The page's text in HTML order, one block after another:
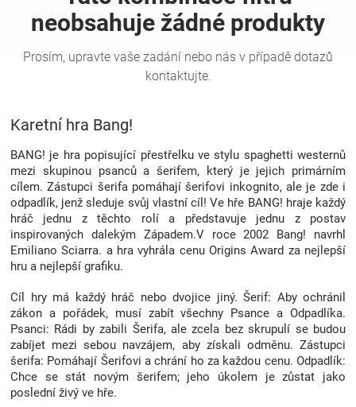
zábava
pro
děti
Těhotenské
oblečení
Novinky
Značky
Karetní hra Bang!
BANG! je hra popisující přestřelku ve stylu spaghetti westernů
mezi skupinou psanců a šerifem, který je jejich primárním
cílem. Zástupci šerifa pomáhají šerifovi inkognito, ale je zde i
odpadlík, jenž sleduje svůj vlastní cíl! Ve hře BANG! hraje každý
hráč jednu z těchto rolí a představuje jednu z postav
inspirovaných dalekým Západem.V roce 2002 Bang! navrhl
Emiliano Sciarra. a hra vyhrála cenu Origins Award za nejlepší
hru a nejlepší grafiku.
Cíl hry má každý hráč nebo dvojice jiný. Šerif: Aby ochránil
zákon a pořádek, musí zabít všechny Psance a Odpadlíka.
Psanci: Rádi by zabili Šerifa, ale zcela bez skrupulí se budou
zabíjet mezi sebou navzájem, aby získali odměnu. Zástupci
šerifa: Pomáhají Šerifovi a chrání ho za každou cenu. Odpadlík:
Chce se stát novým šerifem; jeho úkolem je zůstat jako
poslední živý ve hře.